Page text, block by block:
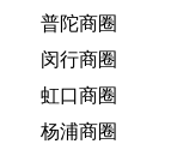
普陀商圈
闵行商圈
虹口商圈
杨浦商圈